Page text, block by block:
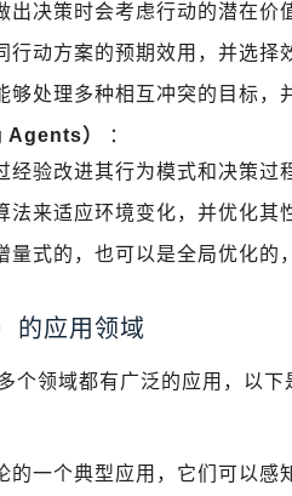
出决策时会考虑行动的潜在价
行动方案的预期效用，并选择
够处理多种相互冲突的目标，
Agents）
：
经验改进其行为模式和决策过
法来适应环境变化，并优化其
量式的，也可以是全局优化
的应用领域
个领域都有广泛的应用，以
的一个典型应用，它们可以